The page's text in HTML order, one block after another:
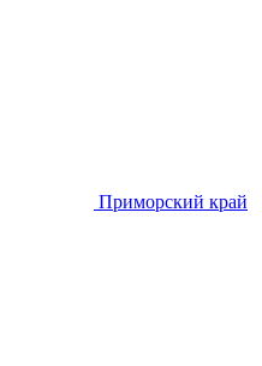
Приморский край